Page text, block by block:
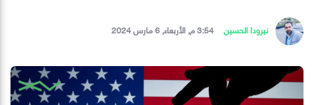
نيرودا الحسين 3:54 م, الأربعاء, 6 مارس 2024